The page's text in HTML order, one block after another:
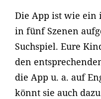
Die App ist wie ein
in fünf Szenen
Suchspiel. Eure
den
die App u. a. auf
könnt sie auch